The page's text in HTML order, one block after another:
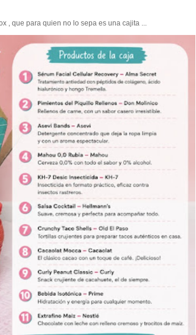
, que para quien no lo sepa es una cajita ...